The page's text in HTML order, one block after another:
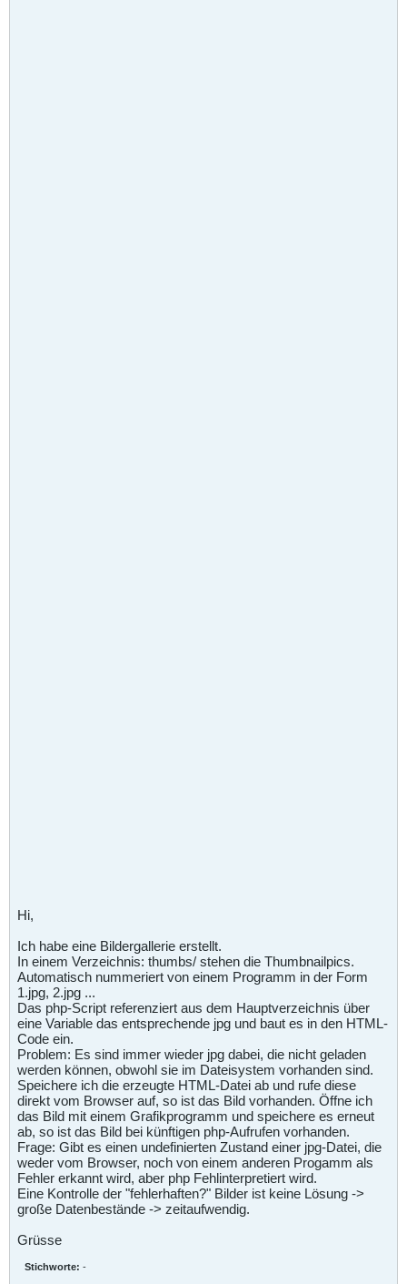
Hi,
Ich habe eine Bildergallerie erstellt.
In einem Verzeichnis: thumbs/ stehen die Thumbnailpics.
Automatisch nummeriert von einem Programm in der Form
1.jpg, 2.jpg ...
Das php-Script referenziert aus dem Hauptverzeichnis über
eine Variable das entsprechende jpg und baut es in den HTML-
Code ein.
Problem: Es sind immer wieder jpg dabei, die nicht geladen
werden können, obwohl sie im Dateisystem vorhanden sind.
Speichere ich die erzeugte HTML-Datei ab und rufe diese
direkt vom Browser auf, so ist das Bild vorhanden. Öffne ich
das Bild mit einem Grafikprogramm und speichere es erneut
ab, so ist das Bild bei künftigen php-Aufrufen vorhanden.
Frage: Gibt es einen undefinierten Zustand einer jpg-Datei, die
weder vom Browser, noch von einem anderen Progamm als
Fehler erkannt wird, aber php Fehlinterpretiert wird.
Eine Kontrolle der "fehlerhaften?" Bilder ist keine Lösung ->
große Datenbestände -> zeitaufwendig.
Grüsse
Stichworte: -